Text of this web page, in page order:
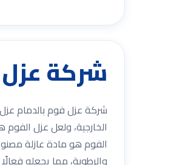
شركة عزل
شركة عزل فوم بالدمام عزل
الخارجية، ولعل عزل
الفوم هو مادة عازلة
والرطوبة، مما يجعله